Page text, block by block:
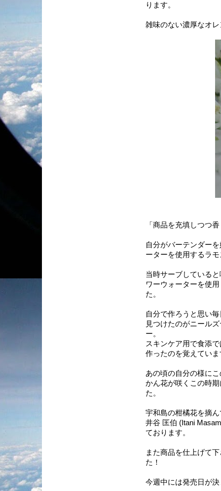
ります。
雑味のない濃厚なオ
「商品を充填しつつ
自分がバーテンダー
ーターを使用するラ
当時サーブしている
ワーウォーターを使
た。
自分で作ろうと思い
見つけたのがニール
ー。
スキンケア用で食添
作ったのを覚えていま
あの頃の自分の様に
かん花が咲くこの時
た。
宇和島の柑橘花を摘
井谷 匡伯 (Itani
ております。
また商品を仕上げて
た！
今週中には発売日が